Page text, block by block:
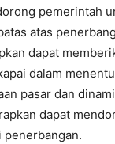
pemerintah
atas
dapat
dalam
pasar dan
dapat